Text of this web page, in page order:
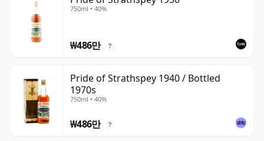
750ml • 40%
₩486만 ?
Pride of Strathspey 1940 / Bottled
1970s
750ml • 40%
₩486만 ?